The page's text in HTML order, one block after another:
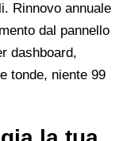
Rinnovo annuale
dal pannello
dashboard,
tonde, niente 99